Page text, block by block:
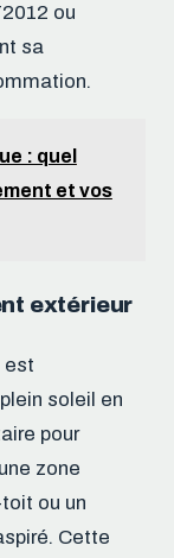
ou
sa
: quel
et vos
extérieur
est
soleil en
pour
zone
ou un
Cette